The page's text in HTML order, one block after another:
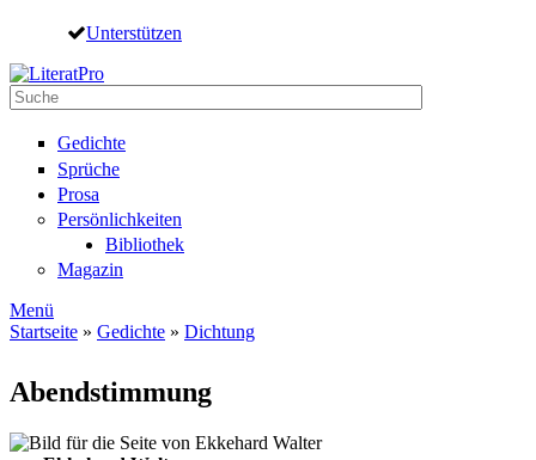
Direkt zum Inhalt
Unterstützen
Suche
Gedichte
Sprüche
Prosa
Persönlichkeiten
Bibliothek
Magazin
Menü
Startseite » Gedichte » Dichtung
Abendstimmung